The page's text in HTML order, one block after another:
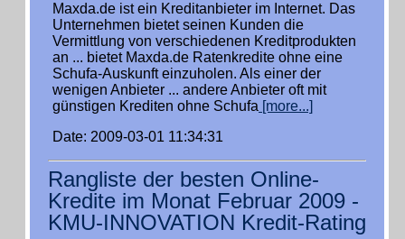
Maxda.de ist ein Kreditanbieter im Internet. Das
Unternehmen bietet seinen Kunden die
Vermittlung von verschiedenen Kreditprodukten
an ... bietet Maxda.de Ratenkredite ohne eine
Schufa-Auskunft einzuholen. Als einer der
wenigen Anbieter ... andere Anbieter oft mit
günstigen Krediten ohne Schufa [more...]
Date: 2009-03-01 11:34:31
Rangliste der besten Online-
Kredite im Monat Februar 2009 -
KMU-INNOVATION Kredit-Rating